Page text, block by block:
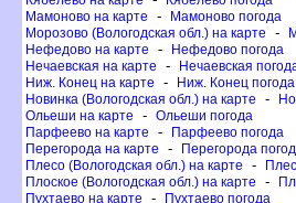
Мамоново на карте
-
Мамоново погода
Морозово (Вологодская обл.) на карте
-
Нефедово на карте
-
Нефедово погода
Нечаевская на карте
-
Нечаевская
Ниж. Конец на карте
-
Ниж. Конец погода
Новинка (Вологодская обл.) на карте
-
Ольеши на карте
- Ольеши погода
Парфеево на карте
-
Парфеево погода
Перегорода на карте
-
Перегорода
Плесо (Вологодская обл.) на карте
-
Плоское (Вологодская обл.) на карте
-
Пухтаево на карте
-
Пухтаево погода